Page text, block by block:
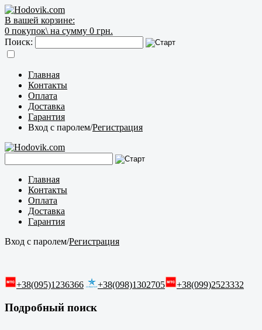
В вашей корзине:
0 покупок\ на сумму 0 грн.
Поиск:
Главная
Контакты
Оплата
Доставка
Гарантия
Вход с паролем/Регистрация
Главная
Контакты
Оплата
Доставка
Гарантия
Вход с паролем/Регистрация
+38(095)1236366 +38(098)1302705 +38(099)2523332
Подробный поиск